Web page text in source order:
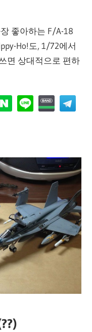
좋아하는 F/A-18
Ho!도, 1/72에서
면 상대적으로 편하